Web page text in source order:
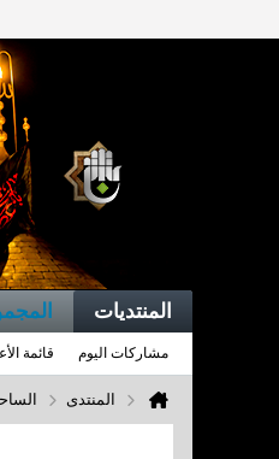
المنتديات
مشاركات اليوم قائمة
المنتدى